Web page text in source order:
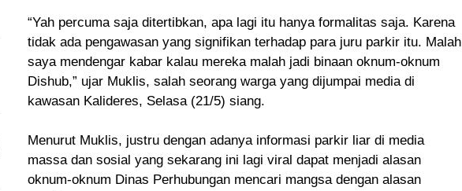
“Yah percuma saja ditertibkan, apa lagi itu hanya formalitas saja. Karena
tidak ada pengawasan yang signifikan terhadap para juru parkir itu. Malah
saya mendengar kabar kalau mereka malah jadi binaan oknum-oknum
Dishub,” ujar Muklis, salah seorang warga yang dijumpai media di
kawasan Kalideres, Selasa (21/5) siang.
Menurut Muklis, justru dengan adanya informasi parkir liar di media
massa dan sosial yang sekarang ini lagi viral dapat menjadi alasan
oknum-oknum Dinas Perhubungan mencari mangsa dengan alasan